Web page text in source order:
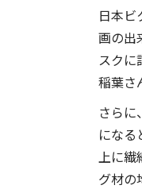
日本ビ
画の出
スクに
稲葉さ
さらに
になる
上に繊
グ材の